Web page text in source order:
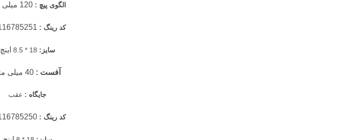
الگوی پیچ : 120 میلی متر
کد رینگ :
سایز: 18 * 8.5 اینچ
آفست :
جایگاه : عقب
کد رینگ :